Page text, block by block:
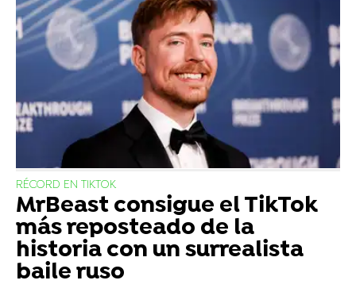
RÉCORD EN TIKTOK
MrBeast consigue el TikTok
más reposteado de la
historia con un surrealista
baile ruso